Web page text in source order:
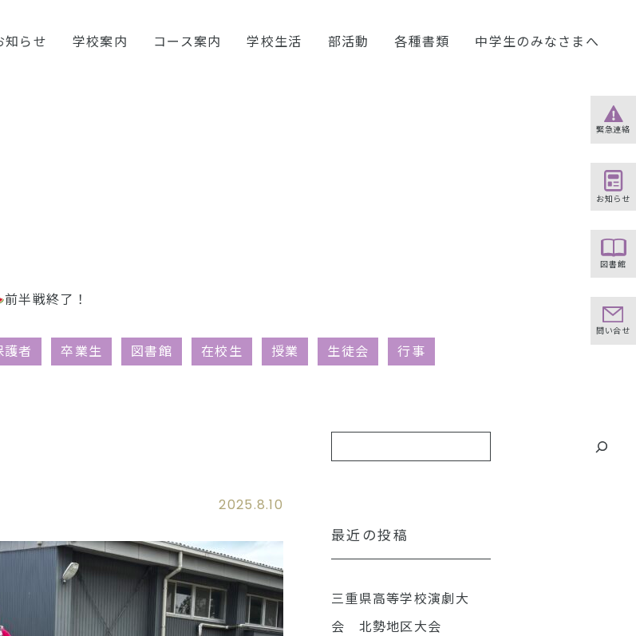
知らせ 学校案内 コース案内 学校生活 部活動 各種書類 中学生のみなさまへ
前半戦終了！
護者 卒業生 図書館 在校生 授業 生徒会 行事
2025.8.10
最近の投稿
三重県高等学校演劇大
会 北勢地区大会
緊急連絡
お知らせ
図書館
問い合せ